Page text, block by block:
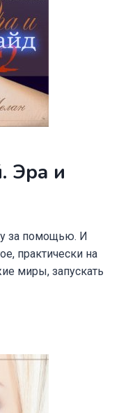
Эра и
за помощью. И
практически на
миры, запускать